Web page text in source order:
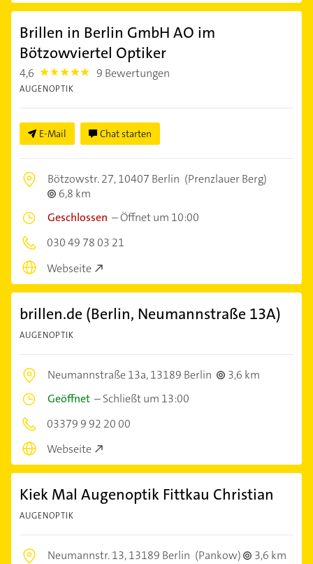
Brillen in Berlin GmbH AO im
Bötzowviertel Optiker
4,6 4.6 9 Bewertungen
AUGENOPTIK
E-Mail Chat starten
Bötzowstr. 27,10407 Berlin (Prenzlauer Berg)
6,8 km
Geschlossen –Öffnet um 10:00
030 49 78 03 21
Webseite
brillen.de (Berlin, Neumannstraße 13A)
AUGENOPTIK
Neumannstraße 13a,13189 Berlin
3,6 km
Geöffnet –Schließt um 13:00
03379 9 92 20 00
Webseite
Kiek Mal Augenoptik Fittkau Christian
AUGENOPTIK
Neumannstr. 13,13189 Berlin (Pankow)
3,6 km